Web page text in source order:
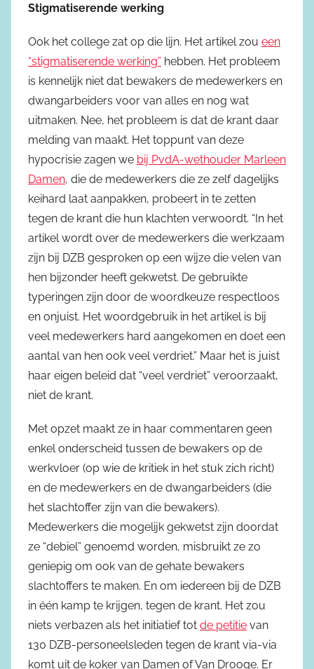
Stigmatiserende werking
Ook het college zat op die lijn. Het artikel zou een
“stigmatiserende werking” hebben. Het probleem
is kennelijk niet dat bewakers de medewerkers en
dwangarbeiders voor van alles en nog wat
uitmaken. Nee, het probleem is dat de krant daar
melding van maakt. Het toppunt van deze
hypocrisie zagen we bij PvdA-wethouder Marleen
Damen, die de medewerkers die ze zelf dagelijks
keihard laat aanpakken, probeert in te zetten
tegen de krant die hun klachten verwoordt. “In het
artikel wordt over de medewerkers die werkzaam
zijn bij DZB gesproken op een wijze die velen van
hen bijzonder heeft gekwetst. De gebruikte
typeringen zijn door de woordkeuze respectloos
en onjuist. Het woordgebruik in het artikel is bij
veel medewerkers hard aangekomen en doet een
aantal van hen ook veel verdriet.” Maar het is juist
haar eigen beleid dat “veel verdriet” veroorzaakt,
niet de krant.
Met opzet maakt ze in haar commentaren geen
enkel onderscheid tussen de bewakers op de
werkvloer (op wie de kritiek in het stuk zich richt)
en de medewerkers en de dwangarbeiders (die
het slachtoffer zijn van die bewakers).
Medewerkers die mogelijk gekwetst zijn doordat
ze “debiel” genoemd worden, misbruikt ze zo
geniepig om ook van de gehate bewakers
slachtoffers te maken. En om iedereen bij de DZB
in één kamp te krijgen, tegen de krant. Het zou
niets verbazen als het initiatief tot de petitie van
130 DZB-personeelsleden tegen de krant via-via
komt uit de koker van Damen of Van Drooge. Er